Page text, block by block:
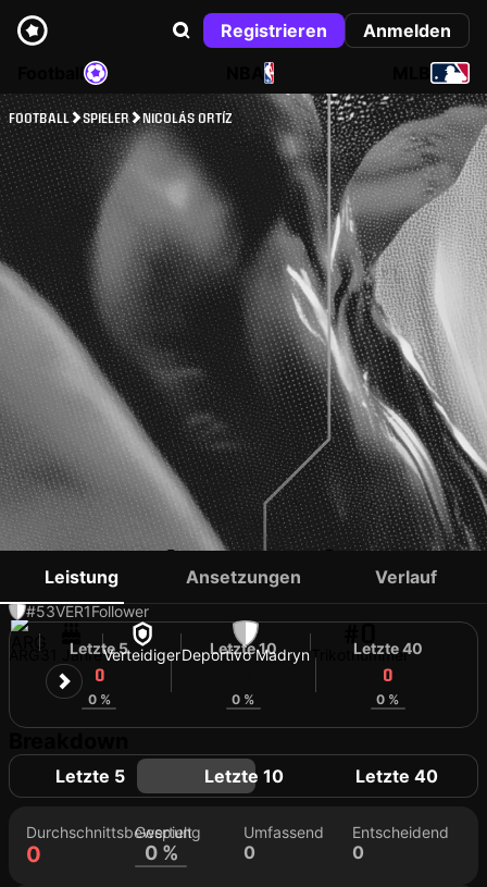
Registrieren
Anmelden
NBA
FOOTBALL SPIELER NICOLÁS ORTÍZ
NICOLÁS ORTÍZ
#53VER1Follower
31 JahreVerteidigerDeportivo Madryn Trikotnummer
Leistung Ansetzungen Verlauf
Letzte 5
0
0 %
Letzte 10
0 %
Letzte 40
0
0 %
Letzte 5 Letzte 10 Letzte 40
Durchschnittsbewertung
0
Gespielt
0 %
Umfassend
0
Entscheidend
0